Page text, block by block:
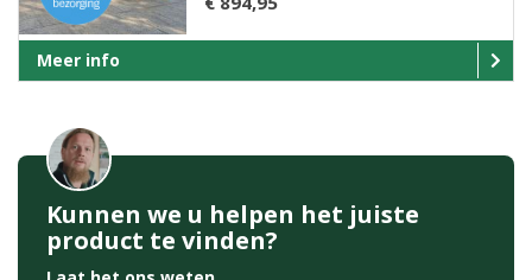
Meer info
Kunnen we u helpen het juiste
product te vinden?